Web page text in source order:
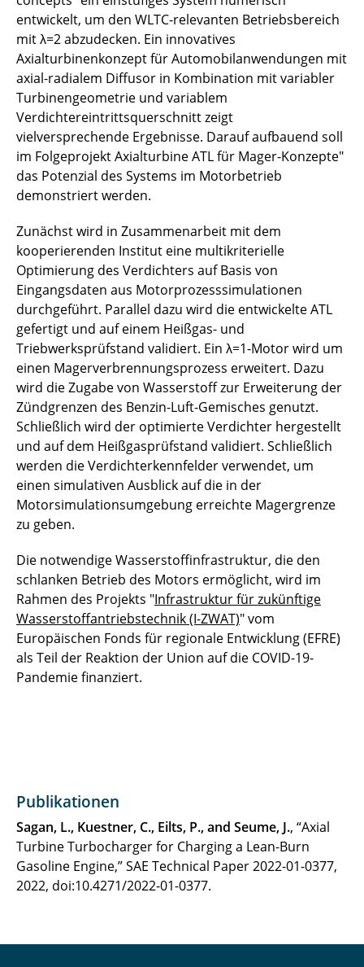
entwickelt, um den WLTC-relevanten Betriebsbereich
mit λ=2 abzudecken. Ein innovatives
Axialturbinenkonzept für Automobilanwendungen mit
axial-radialem Diffusor in Kombination mit variabler
Turbinengeometrie und variablem
Verdichtereintrittsquerschnitt zeigt
vielversprechende Ergebnisse. Darauf aufbauend soll
im Folgeprojekt Axialturbine ATL für Mager-Konzepte"
das Potenzial des Systems im Motorbetrieb
demonstriert werden.
Zunächst wird in Zusammenarbeit mit dem
kooperierenden Institut eine multikriterielle
Optimierung des Verdichters auf Basis von
Eingangsdaten aus Motorprozesssimulationen
durchgeführt. Parallel dazu wird die entwickelte ATL
gefertigt und auf einem Heißgas- und
Triebwerksprüfstand validiert. Ein λ=1-Motor wird um
einen Magerverbrennungsprozess erweitert. Dazu
wird die Zugabe von Wasserstoff zur Erweiterung der
Zündgrenzen des Benzin-Luft-Gemisches genutzt.
Schließlich wird der optimierte Verdichter hergestellt
und auf dem Heißgasprüfstand validiert. Schließlich
werden die Verdichterkennfelder verwendet, um
einen simulativen Ausblick auf die in der
Motorsimulationsumgebung erreichte Magergrenze
zu geben.
Die notwendige Wasserstoffinfrastruktur, die den
schlanken Betrieb des Motors ermöglicht, wird im
Rahmen des Projekts "Infrastruktur für zukünftige
Wasserstoffantriebstechnik (I-ZWAT)" vom
Europäischen Fonds für regionale Entwicklung (EFRE)
als Teil der Reaktion der Union auf die COVID-19-
Pandemie finanziert.
Publikationen
Sagan, L., Kuestner, C., Eilts, P., and Seume, J., “Axial
Turbine Turbocharger for Charging a Lean-Burn
Gasoline Engine,” SAE Technical Paper 2022-01-0377,
2022, doi:10.4271/2022-01-0377.